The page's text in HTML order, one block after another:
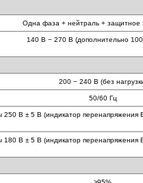
Одна фаза + нейтраль + защитное
140 В − 270 В (дополнительно
200 − 240 В (без
50/60 Гц
250 В ± 5 В (индикатор перенапряжения
180 В ± 5 В (индикатор перенапряжения